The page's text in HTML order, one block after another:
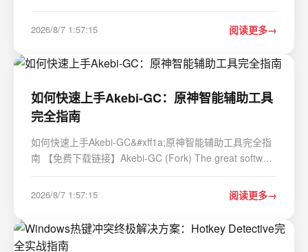
Arduino IDE写代码&#xff0c;然后对着屏幕驱动库的复杂API
2026/8/7 1:57:15 阅读更多
如何快速上手Akebi-GC：原神智能辅助工具
完全指南
如何快速上手Akebi-GC&#xff1a;原神智能辅助工具完全指
南 【免费下载链接】Akebi-GC (Fork) The great software
目地址: https://gitcode.com/gh_mirrors/ak/Akebi-GC 还
2026/8/7 1:57:15 阅读更多